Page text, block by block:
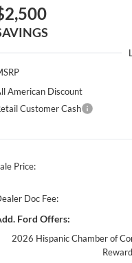
American Discount
Customer Cash
Price:
Doc Fee:
Ford Offers:
2026 Hispanic Chamber of
Reward